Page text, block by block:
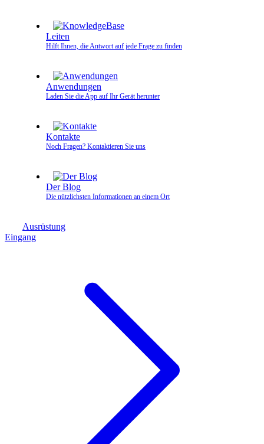
Leiten
Hilft Ihnen, die Antwort auf jede Frage zu finden
Anwendungen
Laden Sie die App auf Ihr Gerät herunter
Kontakte
Noch Fragen? Kontaktieren Sie uns
Der Blog
Die nützlichsten Informationen an einem Ort
Ausrüstung
Eingang